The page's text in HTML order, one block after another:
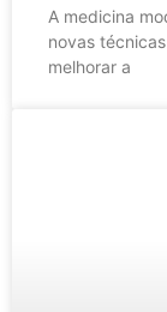
A medicina
novas
melhorar a